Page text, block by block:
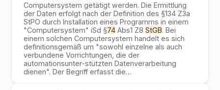
Computersystem getätigt werden. Die Ermittlung
der Daten erfolgt nach der Definition des §134 Z3a
StPO durch Installation eines Programms in einem
"Computersystem" iSd §74 Abs1 Z8 StGB. Bei
einem solchen Computersystem handelt es sich
definitionsgemäß um "sowohl einzelne als auch
verbundene Vorrichtungen, die der
automationsunter-stützten Datenverarbeitung
dienen". Der Begriff erfasst die…